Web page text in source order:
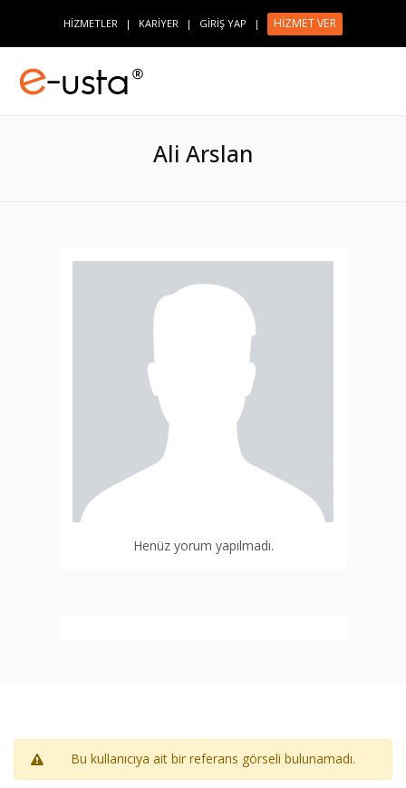
HİZMETLER | KARİYER | GİRİŞ YAP | HİZMET VER
Ali Arslan
Henüz yorum yapılmadı.
Bu kullanıcıya ait bir referans görseli bulunamadı.